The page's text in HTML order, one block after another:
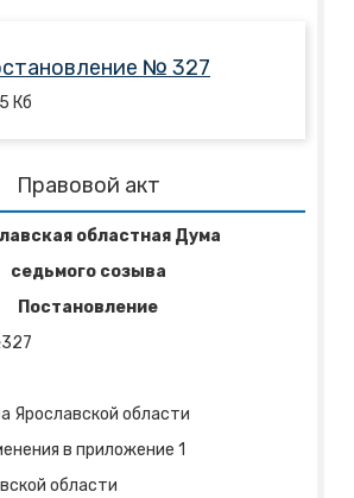
№ 327
Кб
Правовой акт
областная Дума
седьмого созыва
Постановление
327
Ярославской области
в приложение 1
области